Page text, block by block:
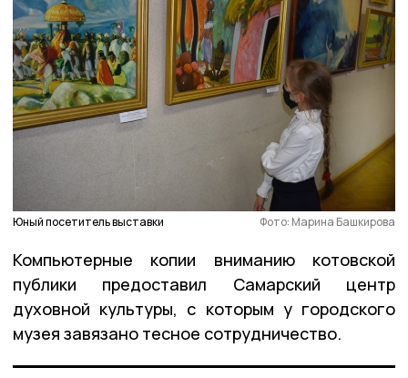
Юный посетитель выставки Фото: Марина Башкирова
Компьютерные копии вниманию котовской
публики предоставил Самарский центр
духовной культуры, с которым у городского
музея завязано тесное сотрудничество.